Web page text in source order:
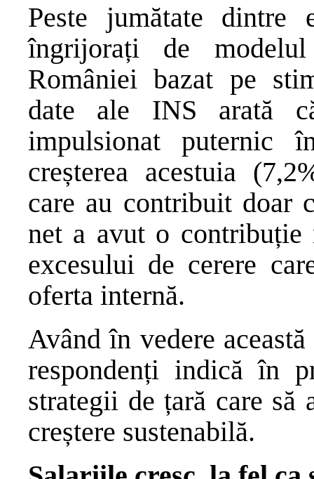
Peste jumătate
îngrijorați de
României bazat pe
date ale INS arată
impulsionat puternic
creșterea acestuia
care au contribuit doar
net a avut o contribuție
excesului de cerere
oferta internă.
Având în vedere
respondenți indică în
strategii de țară care să
creștere sustenabilă.